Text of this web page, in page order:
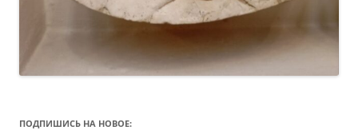
ПОДПИШИСЬ НА НОВОЕ: